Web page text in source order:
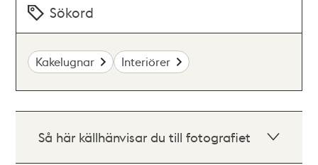
Sökord
Kakelugnar Interiörer
Så här källhänvisar du till fotografiet